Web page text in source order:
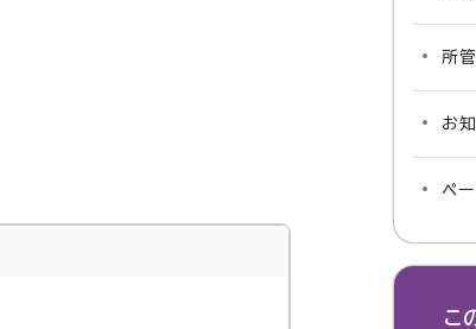
所
お
ペ
こ